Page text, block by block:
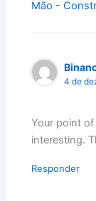
Mão -
4 de
Your point
interesting.
Responder